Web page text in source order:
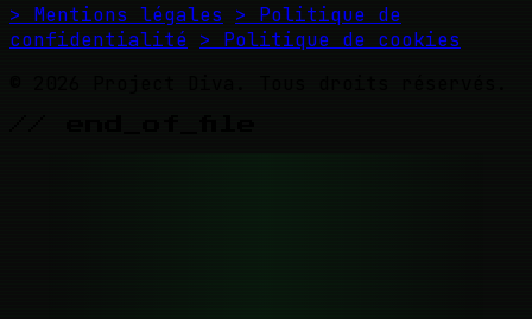
> Mentions légales
> Politique de
confidentialité > Politique de cookies